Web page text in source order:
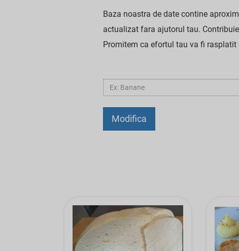
Baza noastra de date contine
actualizat fara ajutorul tau.
Promitem ca efortul tau va fi rasplatit